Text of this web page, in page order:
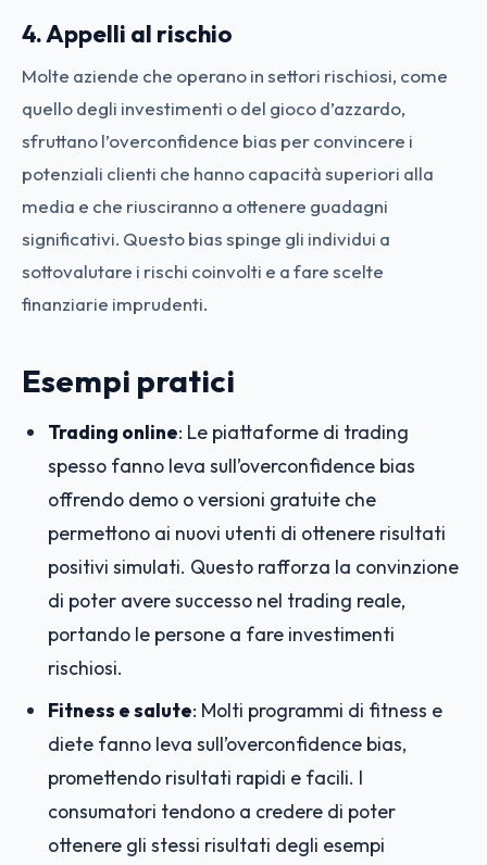
4. Appelli al rischio
Molte aziende che operano in settori rischiosi, come
quello degli investimenti o del gioco d’azzardo,
sfruttano l’overconfidence bias per convincere i
potenziali clienti che hanno capacità superiori alla
media e che riusciranno a ottenere guadagni
significativi. Questo bias spinge gli individui a
sottovalutare i rischi coinvolti e a fare scelte
finanziarie imprudenti.
Esempi pratici
Trading online: Le piattaforme di trading
spesso fanno leva sull’overconfidence bias
offrendo demo o versioni gratuite che
permettono ai nuovi utenti di ottenere risultati
positivi simulati. Questo rafforza la convinzione
di poter avere successo nel trading reale,
portando le persone a fare investimenti
rischiosi.
Fitness e salute: Molti programmi di fitness e
diete fanno leva sull’overconfidence bias,
promettendo risultati rapidi e facili. I
consumatori tendono a credere di poter
ottenere gli stessi risultati degli esempi